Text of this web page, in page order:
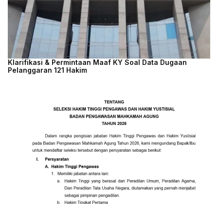
Klarifikasi & Permintaan Maaf KY Soal Data Dugaan
Pelanggaran 121 Hakim